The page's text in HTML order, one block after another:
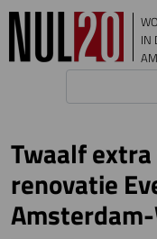
Overslaan en naar de inhoud
IN
Twaalf
renovatie